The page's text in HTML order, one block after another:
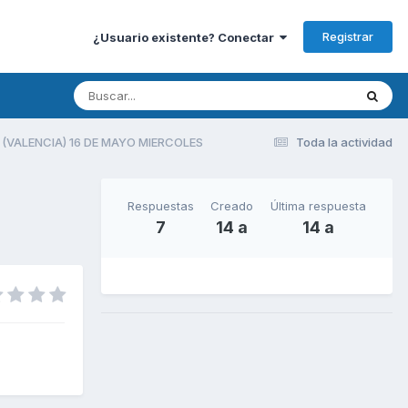
¿Usuario existente? Conectar Registrar
Toda la actividad
16 DE MAYO MIERCOLES
Respuestas
7
Creado
14 a
Última respuesta
14 a